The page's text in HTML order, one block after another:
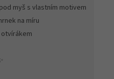
myš s vlastním motivem
na míru